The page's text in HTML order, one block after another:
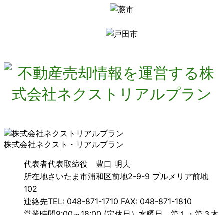
株式会社ネクスト・リアルプラン
代表者代表取締役 豊口 明夫
所在地さいたま市浦和区前地2-9-9 プルメリア前地
102
連絡先TEL: 048-871-1710 FAX: 048-871-1810